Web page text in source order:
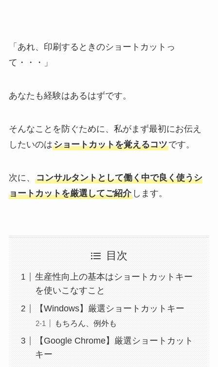
「あれ、印刷するときのショートカットっ
て・・・」
あなたも経験はあるはずです。
そんなことを防ぐために、私がまず最初にお伝え
したいのはショートカットを覚えるコツです。
次に、 コンサルタントとして働く中で良く使うシ
ョートカットを厳選してご紹介します。
目次
生産性向上の基本はショートカットキー
を使いこなすこと
【Windows】厳選ショートカットキー
もちろん、例外も
【Google Chrome】厳選ショートカット
キー